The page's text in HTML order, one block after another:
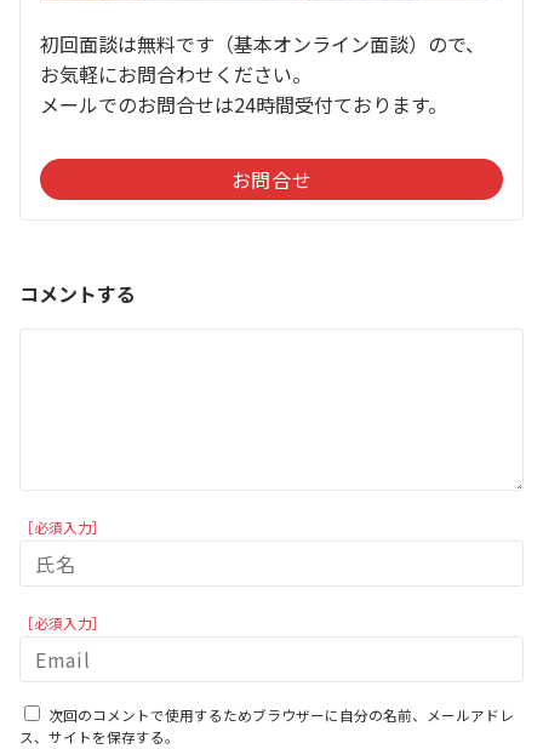
初回面談は無料です（基本オンライン面談）ので、
お気軽にお問合わせください。
メールでのお問合せは24時間受付ております。
お問合せ
コメントする
［必須入力］
［必須入力］
次回のコメントで使用するためブラウザーに自分の名前、メールアドレ
ス、サイトを保存する。